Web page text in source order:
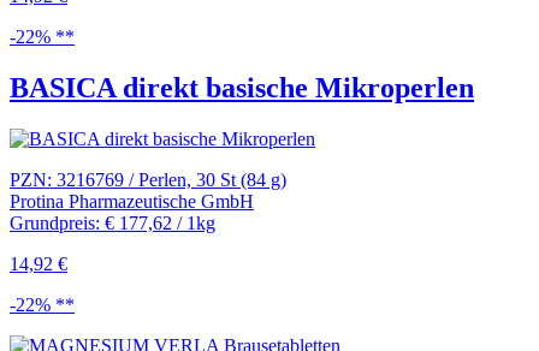
-22% **
BASICA direkt basische Mikroperlen
PZN: 3216769 / Perlen, 30 St (84 g)
Protina Pharmazeutische GmbH
Grundpreis: € 177,62 / 1kg
14,92 €
-22% **